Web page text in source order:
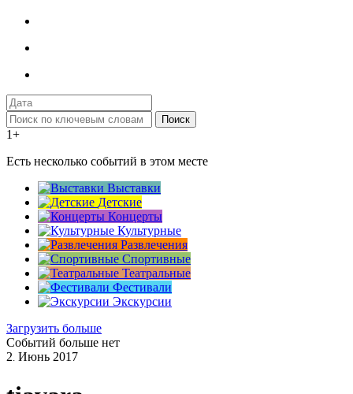
Поиск
1+
Есть несколько событий в этом месте
Выставки
Детские
Концерты
Культурные
Развлечения
Спортивные
Театральные
Фестивали
Экскурсии
Загрузить больше
Событий больше нет
2. Июнь 2017